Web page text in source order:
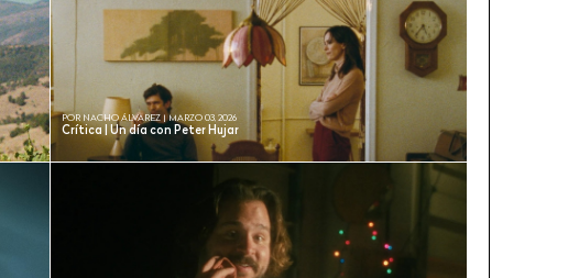
Crítica | Un día con Peter Hujar
POR NACHO ÁLVAREZ | MARZO 03, 2026